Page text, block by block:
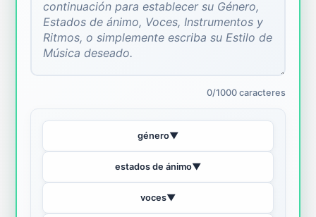
0/1000 caracteres
género▼
estados de ánimo▼
voces▼